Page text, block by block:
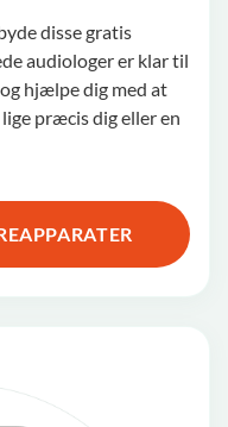
disse gratis
audiologer er klar til
hjælpe dig med at
præcis dig eller en